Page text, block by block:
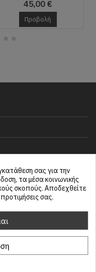
45,00 €
Προβολή
σας για την
τα μέσα κοινωνικής
σκοπούς. Αποδεχθείτε
σας.